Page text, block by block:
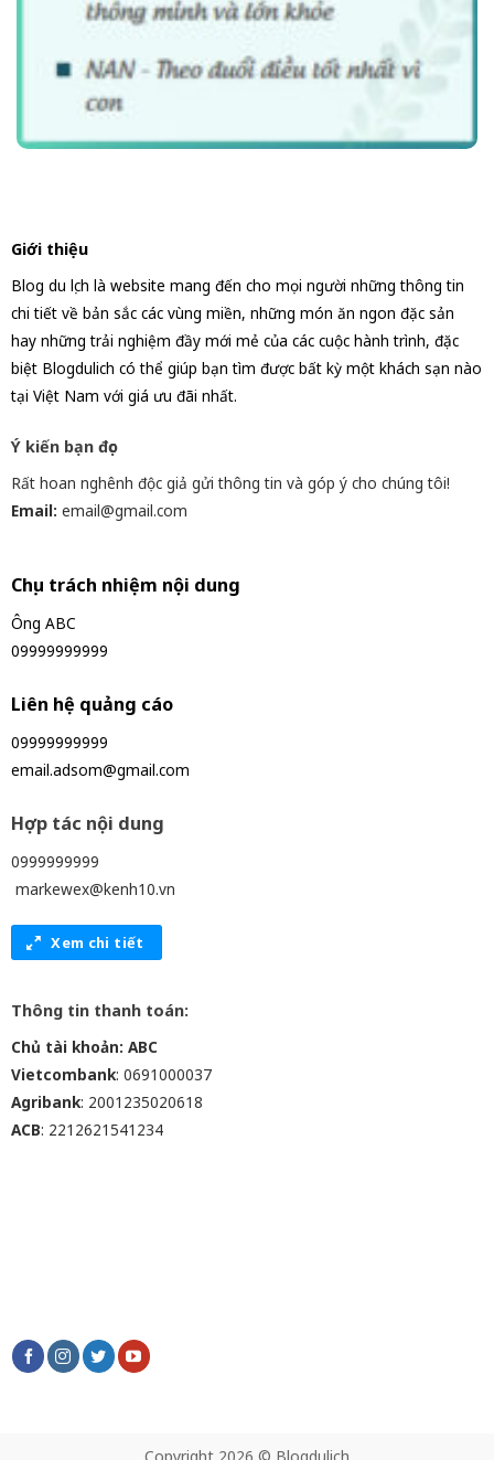
Giới thiệu
Blog du lịch là website mang đến cho mọi người những thông tin
chi tiết về bản sắc các vùng miền, những món ăn ngon đặc sản
hay những trải nghiệm đầy mới mẻ của các cuộc hành trình, đặc
biệt Blogdulich có thể giúp bạn tìm được bất kỳ một khách sạn nào
tại Việt Nam với giá ưu đãi nhất.
Ý kiến bạn đọc
Rất hoan nghênh độc giả gửi thông tin và góp ý cho chúng tôi!
Email: email@gmail.com
Chịu trách nhiệm nội dung
Ông ABC
09999999999
Liên hệ quảng cáo
09999999999
email.adsom@gmail.com
Hợp tác nội dung
0999999999
markewex@kenh10.vn
Xem chi tiết
Thông tin thanh toán:
Chủ tài khoản: ABC
Vietcombank: 0691000037
Agribank: 2001235020618
ACB: 2212621541234